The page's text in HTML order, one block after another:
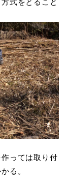
っては取り付
る。